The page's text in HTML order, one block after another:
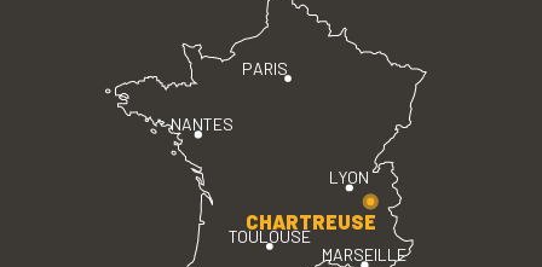
PARIS
LYON
TOULOUSE
MARSEILLE
NANTES
CHARTREUSE